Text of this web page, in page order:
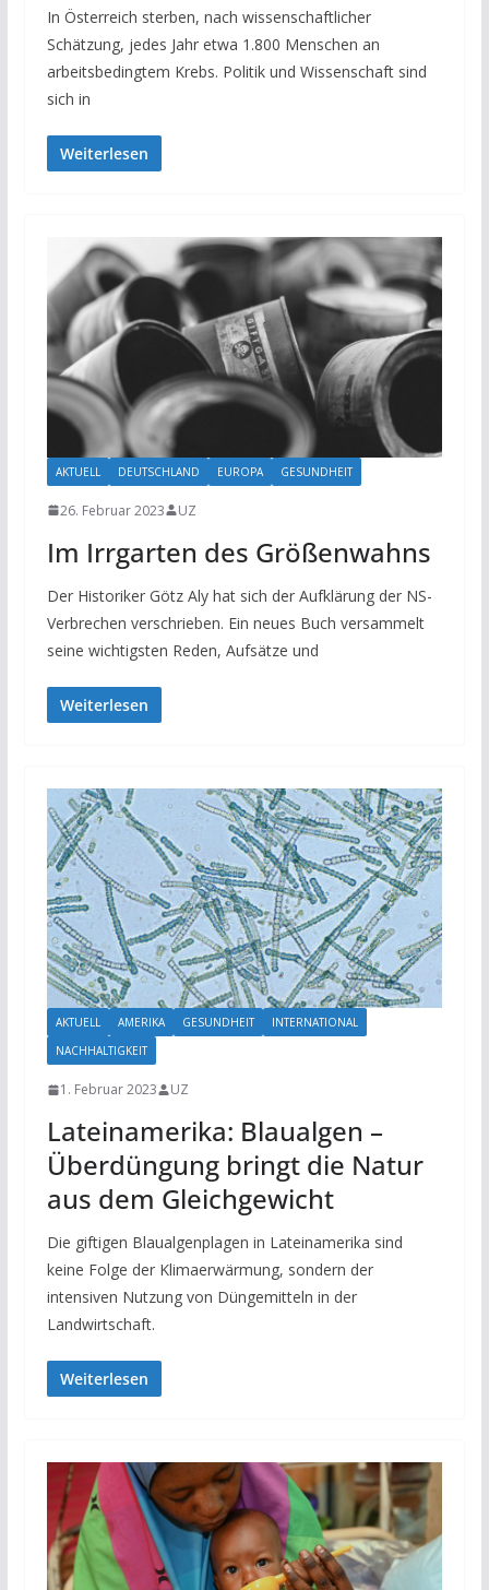
In Österreich sterben, nach wissenschaftlicher
Schätzung, jedes Jahr etwa 1.800 Menschen an
arbeitsbedingtem Krebs. Politik und Wissenschaft sind
sich in
Weiterlesen
AKTUELL DEUTSCHLAND EUROPA GESUNDHEIT
26. Februar 2023 UZ
Im Irrgarten des Größenwahns
Der Historiker Götz Aly hat sich der Aufklärung der NS-
Verbrechen verschrieben. Ein neues Buch versammelt
seine wichtigsten Reden, Aufsätze und
Weiterlesen
AKTUELL AMERIKA GESUNDHEIT
INTERNATIONAL
NACHHALTIGKEIT
1. Februar 2023 UZ
Lateinamerika: Blaualgen –
Überdüngung bringt die Natur
aus dem Gleichgewicht
Die giftigen Blaualgenplagen in Lateinamerika sind
keine Folge der Klimaerwärmung, sondern der
intensiven Nutzung von Düngemitteln in der
Landwirtschaft.
Weiterlesen